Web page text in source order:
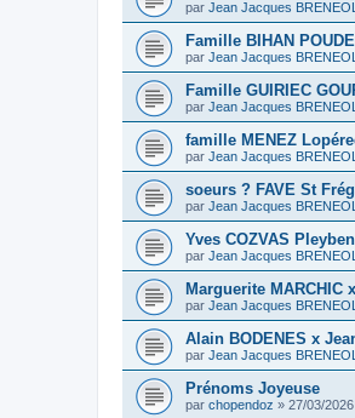
par Jean Jacques BRENEOL
Famille BIHAN
par Jean Jacques BRENEOL
Famille GUIRIEC
par Jean Jacques BRENEOL
famille MENEZ
par Jean Jacques BRENEOL
soeurs ? FAVE St
par Jean Jacques BRENEOL
Yves COZVAS
par Jean Jacques BRENEOL
Marguerite MARCHIC
par Jean Jacques BRENEOL
Alain BODENES x
par Jean Jacques BRENEOL
Prénoms Joyeuse
par chopendoz » 27/03/